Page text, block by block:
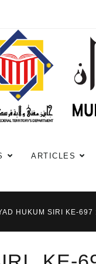
ARTICLES
HUKUM SIRI KE-697